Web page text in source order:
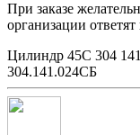
При заказе
организации
Цилиндр 45С 304
304.141.024СБ